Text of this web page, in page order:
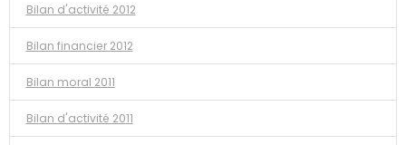
Bilan d'activité 2012
Bilan financier 2012
Bilan moral 2011
Bilan d'activité 2011